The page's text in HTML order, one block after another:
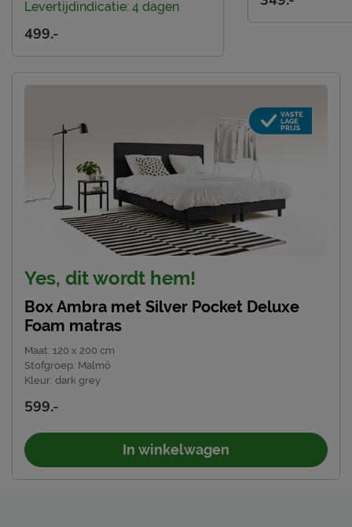
Levertijdindicatie: 4 dagen
499.-
Yes, dit wordt hem!
Box Ambra met Silver Pocket Deluxe
Foam matras
Maat: 120 x 200 cm
Stofgroep: Malmö
Kleur: dark grey
599.-
In winkelwagen